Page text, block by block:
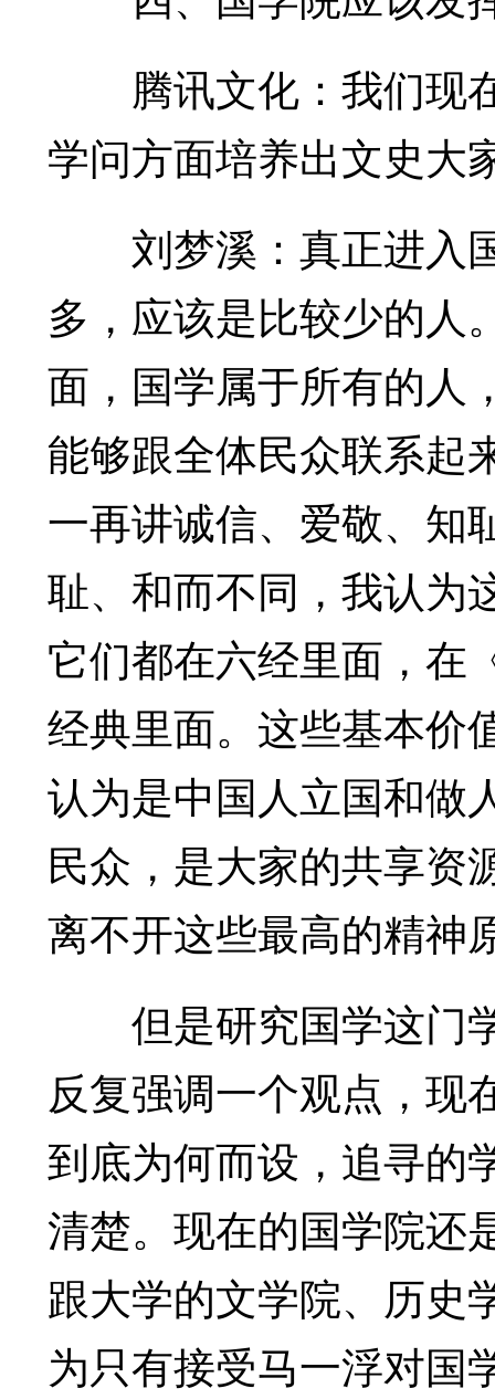
腾讯文化：我们现
学问方面培养出文史大
刘梦溪：真正进入
多，应该是比较少的人
面，国学属于所有的人
能够跟全体民众联系起
一再讲诚信、爱敬、知
耻、和而不同，我认为
它们都在六经里面，在
经典里面。这些基本价
认为是中国人立国和做
民众，是大家的共享资
离不开这些最高的精神
但是研究国学这门
反复强调一个观点，现
到底为何而设，追寻的
清楚。现在的国学院还
跟大学的文学院、历史
为只有接受马一浮对国